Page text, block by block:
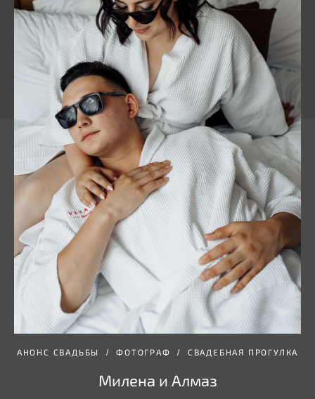
АНОНС СВАДЬБЫ ФОТОГРАФ СВАДЕБНАЯ ПРОГУЛКА
Милена и Алмаз